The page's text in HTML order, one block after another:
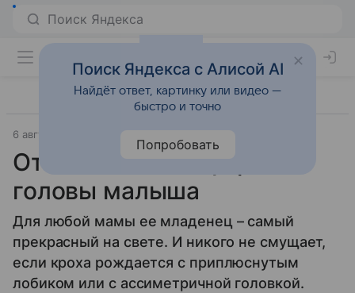
6 августа 2025
От чего зависит форма
головы малыша
Для любой мамы ее младенец – самый
прекрасный на свете. И никого не смущает,
если кроха рождается с приплюснутым
лобиком или с ассиметричной головкой.
Поиск Яндекса с Алисой AI
Найдёт ответ, картинку или видео —
быстро и точно
Попробовать